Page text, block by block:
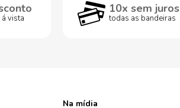
vista
10x sem juros
todas as bandeiras
Na mídia